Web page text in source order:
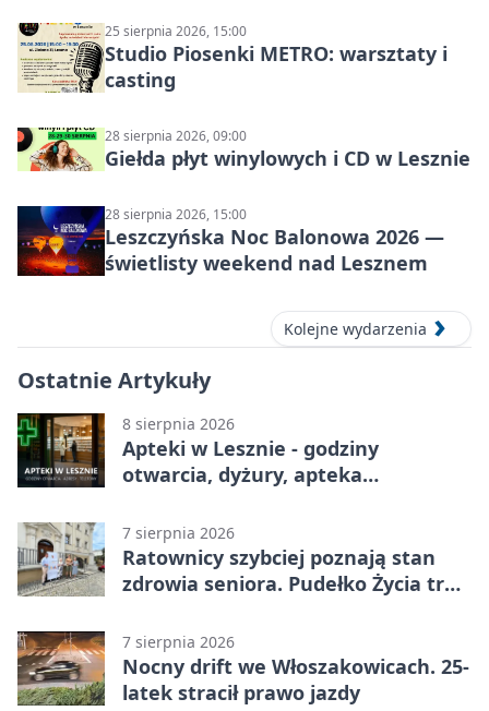
25 sierpnia 2026, 15:00
Studio Piosenki METRO: warsztaty i
casting
28 sierpnia 2026, 09:00
Giełda płyt winylowych i CD w Lesznie
28 sierpnia 2026, 15:00
Leszczyńska Noc Balonowa 2026 —
świetlisty weekend nad Lesznem
Kolejne wydarzenia
Ostatnie Artykuły
8 sierpnia 2026
Apteki w Lesznie - godziny
otwarcia, dyżury, apteka
7 sierpnia 2026
Ratownicy szybciej poznają stan
zdrowia seniora. Pudełko Życia trafi
7 sierpnia 2026
Nocny drift we Włoszakowicach. 25-
latek stracił prawo jazdy